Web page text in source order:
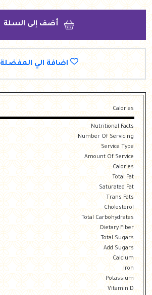
أضف إلى السلة
اضافة الي المفضلة
Calories
Nutritional Facts
Number Of Servicing
Service Type
Amount Of Service
Calories
Total Fat
Saturated Fat
Trans Fats
Cholesterol
Total Carbohydrates
Dietary Fiber
Total Sugars
Add Sugars
Calcium
Iron
Potassium
Vitamin D